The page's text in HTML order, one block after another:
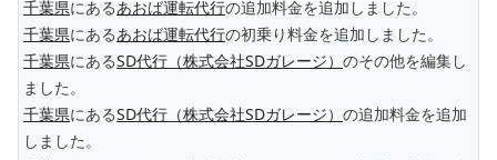
千葉県にあるあおば運転代行の追加料金を追加しました。
千葉県にあるあおば運転代行の初乗り料金を追加しました。
千葉県にあるSD代行（株式会社SDガレージ） のその他を編集し
ました。
千葉県にあるSD代行（株式会社SDガレージ） の追加料金を追加
しました。